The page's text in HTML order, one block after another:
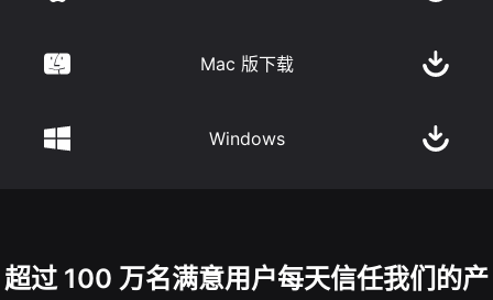
Mac 版下载
Windows
超过 100 万名满意用户每天信任我们的产